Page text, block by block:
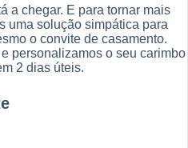
a chegar. E para tornar mais
uma solução simpática para
o convite de casamento.
personalizamos o seu carimbo
2 dias úteis.